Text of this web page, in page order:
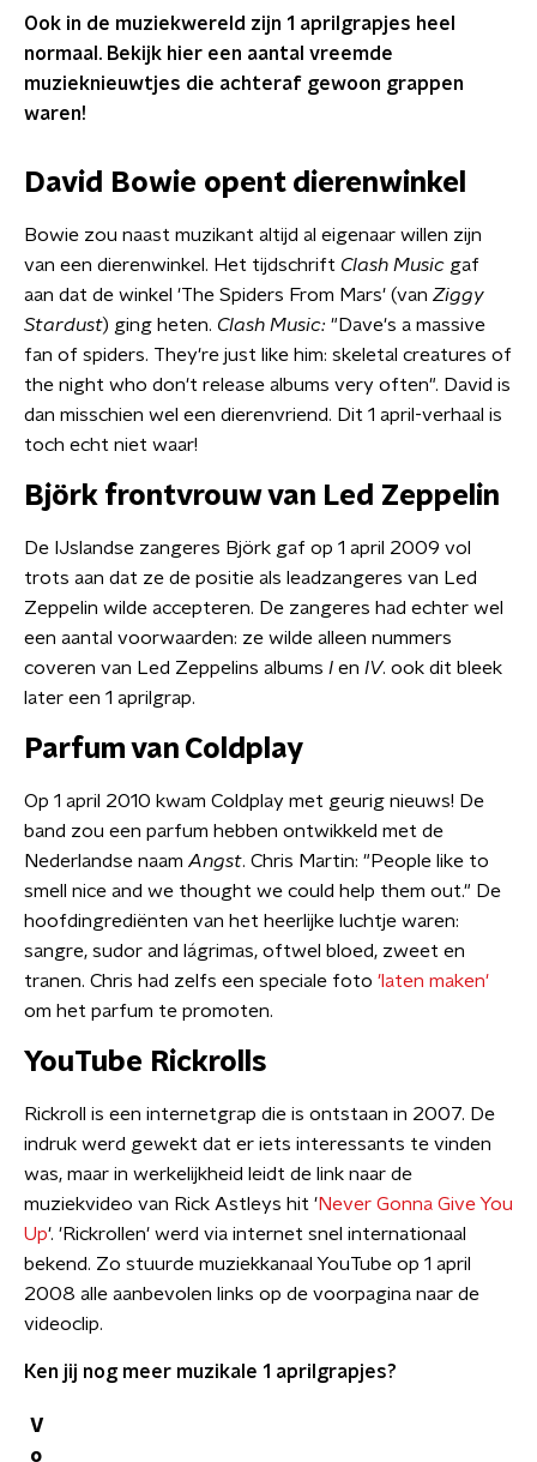
Ook in de muziekwereld zijn 1 aprilgrapjes heel
normaal. Bekijk hier een aantal vreemde
muzieknieuwtjes die achteraf gewoon grappen
waren!
David Bowie opent dierenwinkel
Bowie zou naast muzikant altijd al eigenaar willen zijn
van een dierenwinkel. Het tijdschrift Clash Music gaf
aan dat de winkel 'The Spiders From Mars' (van Ziggy
Stardust) ging heten. Clash Music: "Dave's a massive
fan of spiders. They're just like him: skeletal creatures of
the night who don't release albums very often". David is
dan misschien wel een dierenvriend. Dit 1 april-verhaal is
toch echt niet waar!
Björk frontvrouw van Led Zeppelin
De IJslandse zangeres Björk gaf op 1 april 2009 vol
trots aan dat ze de positie als leadzangeres van Led
Zeppelin wilde accepteren. De zangeres had echter wel
een aantal voorwaarden: ze wilde alleen nummers
coveren van Led Zeppelins albums I en IV. ook dit bleek
later een 1 aprilgrap.
Parfum van Coldplay
Op 1 april 2010 kwam Coldplay met geurig nieuws! De
band zou een parfum hebben ontwikkeld met de
Nederlandse naam Angst. Chris Martin: "People like to
smell nice and we thought we could help them out." De
hoofdingrediënten van het heerlijke luchtje waren:
sangre, sudor and lágrimas, oftwel bloed, zweet en
tranen. Chris had zelfs een speciale foto 'laten maken'
om het parfum te promoten.
YouTube Rickrolls
Rickroll is een internetgrap die is ontstaan in 2007. De
indruk werd gewekt dat er iets interessants te vinden
was, maar in werkelijkheid leidt de link naar de
muziekvideo van Rick Astleys hit 'Never Gonna Give You
Up'. 'Rickrollen' werd via internet snel internationaal
bekend. Zo stuurde muziekkanaal YouTube op 1 april
2008 alle aanbevolen links op de voorpagina naar de
videoclip.
Ken jij nog meer muzikale 1 aprilgrapjes?
V
o